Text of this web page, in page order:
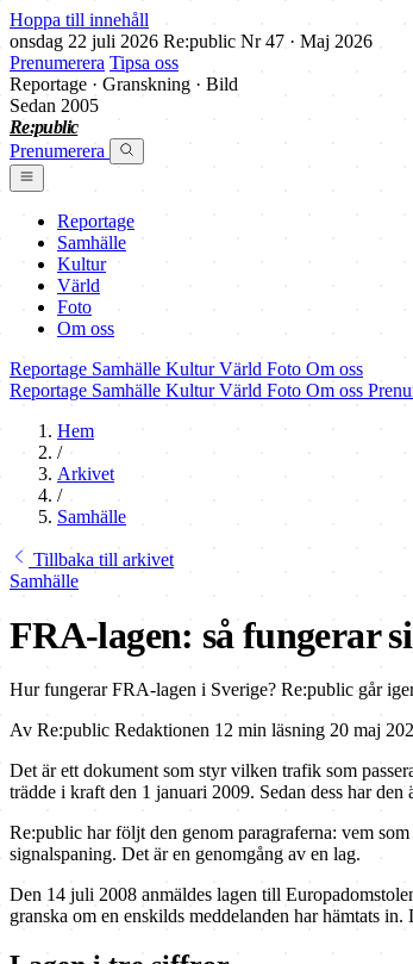
Hoppa till innehåll
onsdag 22 juli 2026 Re:public Nr 47 · Maj 2026
Prenumerera Tipsa oss
Reportage · Granskning · Bild
Sedan 2005
Re:public
Prenumerera
Reportage
Samhälle
Kultur
Värld
Foto
Om oss
Reportage Samhälle KulturVärld Foto Om oss
Reportage Samhälle KulturVärld Foto Om oss
Hem
/
Arkivet
/
Samhälle
Tillbaka till arkivet
Samhälle
FRA-lagen: så fungerar
Hur fungerar FRA-lagen i Sverige? Re:public går
Av Re:public Redaktionen 12 min läsning 20 maj
Det är ett dokument som styr vilken trafik som
trädde i kraft den 1 januari 2009. Sedan dess har den
Re:public har följt den genom paragraferna: vem
signalspaning. Det är en genomgång av en lag.
Den 14 juli 2008 anmäldes lagen till
granska om en enskilds meddelanden har hämtats